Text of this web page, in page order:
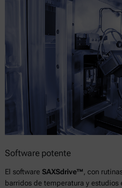
Software potente
El software SAXSdrive™, con
barridos de temperatura y estudios